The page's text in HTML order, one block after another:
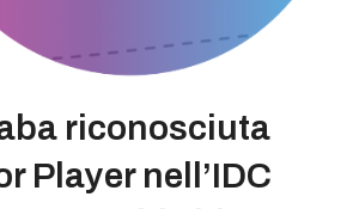
riconosciuta
Player nell’IDC